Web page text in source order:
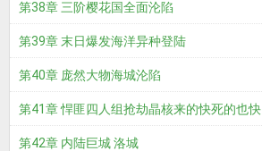
第38章 三阶樱花国全面沦陷
第39章 末日爆发海洋异种登陆
第40章 庞然大物海城沦陷
第41章 悍匪四人组抢劫晶核来的快死的也快
第42章 内陆巨城 洛城